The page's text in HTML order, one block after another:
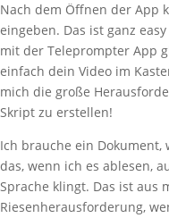
Nach dem Öffnen der App
eingeben. Das ist ganz
mit der Teleprompter App
einfach dein Video im
mich die große
Skript zu erstellen!
Ich brauche ein Dokument,
das, wenn ich es ablesen,
Sprache klingt. Das ist aus
Riesenherausforderung,